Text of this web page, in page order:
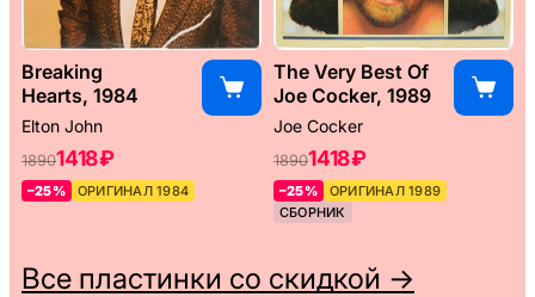
Breaking
Hearts, 1984
Elton John
18901418 ₽
–25% ОРИГИНАЛ 1984
The Very Best Of
Joe Cocker, 1989
Joe Cocker
18901418 ₽
–25%
ОРИГИНАЛ 1989
СБОРНИК
Все пластинки со скидкой →